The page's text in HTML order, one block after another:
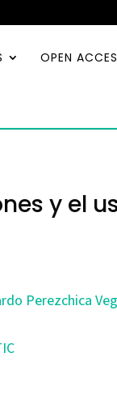
OPEN
y el
Perezchica